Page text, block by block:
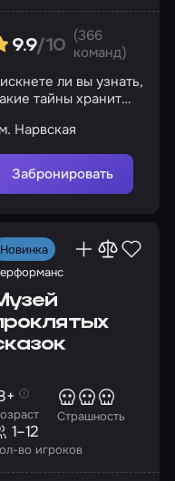
9.9/10
(366
команд)
ли вы узнать,
тайны хранит
м. Нарвская
Забронировать
Новинка
Страшность
во игроков
1–12